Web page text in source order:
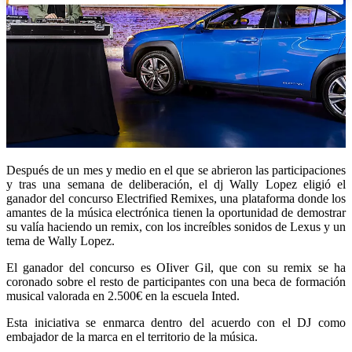
Después de un mes y medio en el que se abrieron las participaciones
y tras una semana de deliberación, el dj Wally Lopez eligió el
ganador del concurso Electrified Remixes, una plataforma donde los
amantes de la música electrónica tienen la oportunidad de demostrar
su valía haciendo un remix, con los increíbles sonidos de Lexus y un
tema de Wally Lopez.
El ganador del concurso es OIiver Gil, que con su remix se ha
coronado sobre el resto de participantes con una beca de formación
musical valorada en 2.500€ en la escuela Inted.
Esta iniciativa se enmarca dentro del acuerdo con el DJ como
embajador de la marca en el territorio de la música.